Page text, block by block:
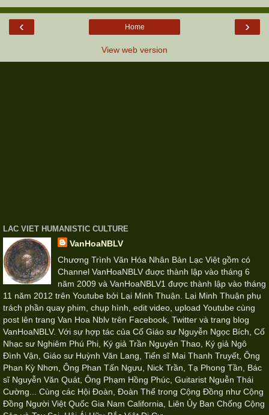
‹ ›
Home
View web version
LAC VIET HUMANISTIC CULTURE
VanHoaNBLV
Chương Trình Văn Hóa Nhân Bản Lạc Việt gồm có
Channel VanHoaNBLV đuợc thành lập vào tháng 6
năm 2009 và VanHoaNBLV1 được thành lập vào tháng
11 năm 2012 trên Youtube bởi Lại Minh Thuận. Lại Minh Thuận phụ
trách phần quay phim, chụp hình, edit video, upload Youtube cùng
post lên trang Van Hoa Nblv trên Facebook, Twitter và trang blog
VanHoaNBLV. Với sự hợp tác của Cố Giáo sư Nguyễn Ngọc Bích, Cố
Nhạc sư Nghiêm Phú Phi, Ký giả Trần Nguyên Thao, Ký giả Ngô
Đình Vận, Giáo sư Huỳnh Văn Lang, Tiến sĩ Mai Thanh Truyết, Ông
Phan Kỳ Nhơn, Ông Phan Tấn Ngưu, Nick Trần, Tạ Phong Tần, Bác
sĩ Nguyễn Văn Quát, Ông Phạm Hồng Phúc, Guitarist Nguễn Thái
Cường... Cùng các Hội Đoàn, Đoàn Thể trong Cộng Đồng như Cộng
Đồng Người Việt Quốc Gia Nam California, Liên Ủy Ban Chống Cộng